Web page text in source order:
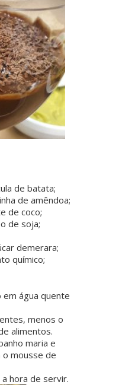
de batata;
de amêndoa;
de coco;
de soja;
demerara;
químico;
água quente
menos o
alimentos.
maria e
mousse de
hora de servir.